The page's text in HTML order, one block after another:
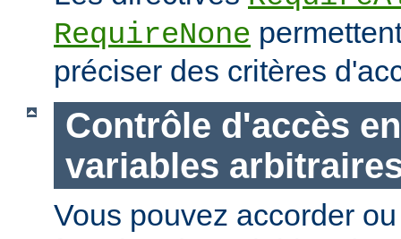
RequireNone
préciser des critères
Contrôle d'accès
variables
Vous pouvez accorder